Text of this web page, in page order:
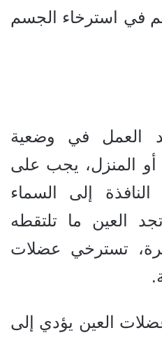
في استرخاء الجسم
العمل في وضعية
المنزل، يجب على
إلى السماء
العين ما تلتقطه
تسترخي عضلات
العين يؤدي إلى